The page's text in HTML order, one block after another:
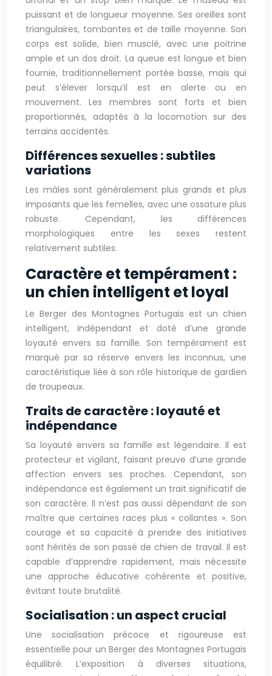
puissant et de longueur moyenne. Ses oreilles sont
triangulaires, tombantes et de taille moyenne. Son
corps est solide, bien musclé, avec une poitrine
ample et un dos droit. La queue est longue et bien
fournie, traditionnellement portée basse, mais qui
peut s’élever lorsqu’il est en alerte ou en
mouvement. Les membres sont forts et bien
proportionnés, adaptés à la locomotion sur des
terrains accidentés.
Différences sexuelles : subtiles
variations
Les mâles sont généralement plus grands et plus
imposants que les femelles, avec une ossature plus
robuste. Cependant, les différences
morphologiques entre les sexes restent
relativement subtiles.
Caractère et tempérament :
un chien intelligent et loyal
Le Berger des Montagnes Portugais est un chien
intelligent, indépendant et doté d’une grande
loyauté envers sa famille. Son tempérament est
marqué par sa réserve envers les inconnus, une
caractéristique liée à son rôle historique de gardien
de troupeaux.
Traits de caractère : loyauté et
indépendance
Sa loyauté envers sa famille est légendaire. Il est
protecteur et vigilant, faisant preuve d’une grande
affection envers ses proches. Cependant, son
indépendance est également un trait significatif de
son caractère. Il n’est pas aussi dépendant de son
maître que certaines races plus « collantes ». Son
courage et sa capacité à prendre des initiatives
sont hérités de son passé de chien de travail. Il est
capable d’apprendre rapidement, mais nécessite
une approche éducative cohérente et positive,
évitant toute brutalité.
Socialisation : un aspect crucial
Une socialisation précoce et rigoureuse est
essentielle pour un Berger des Montagnes Portugais
équilibré. L’exposition à diverses situations,